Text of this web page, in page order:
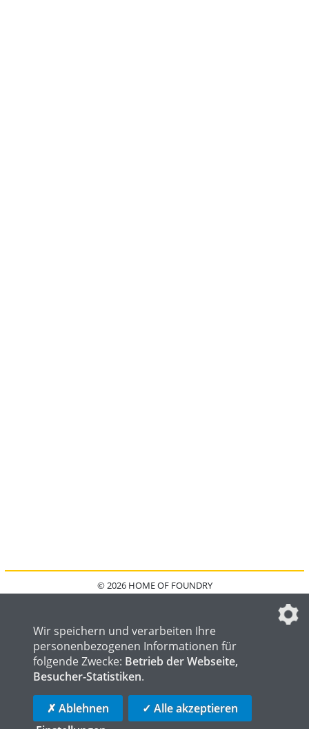
© 2026 HOME OF FOUNDRY
DATENSCHUTZEINSTELLUNGEN
HOME OF LOGISTICS
Wir speichern und verarbeiten Ihre
personenbezogenen Informationen für
folgende Zwecke: Betrieb der Webseite,
Besucher-Statistiken.
✗ Ablehnen
✓ Alle akzeptieren